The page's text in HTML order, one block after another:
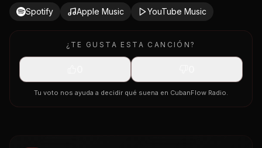
Spotify Apple Music YouTube Music
¿TE GUSTA ESTA CANCIÓN?
Tu voto nos ayuda a decidir qué suena en CubanFlow Radio.